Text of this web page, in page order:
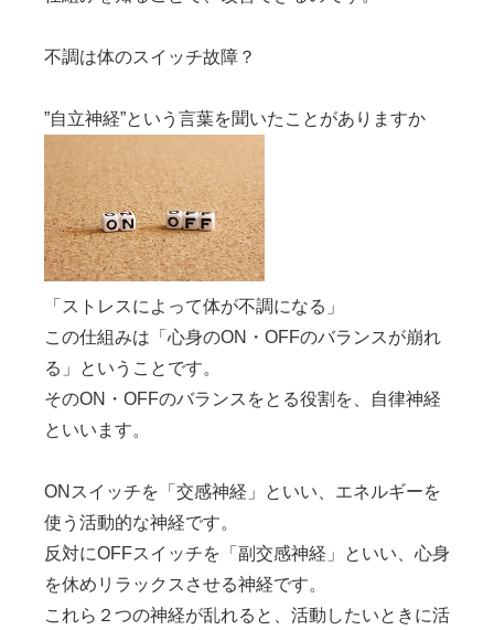
不調は体のスイッチ故障？
”自立神経”という言葉を聞いたことがありますか
「ストレスによって体が不調になる」
この仕組みは「心身のON・OFFのバランスが崩れ
る」ということです。
そのON・OFFのバランスをとる役割を、
自律神経
といいます。
ONスイッチを「交感神経」
といい、エネルギーを
使う活動的な神経です。
反対にOFFスイッチを「副交感神経」
といい、心身
を休めリラックスさせる神経です。
これら２つの神経が乱れると、活動したいときに活